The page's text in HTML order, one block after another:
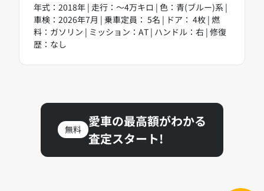
年式：2018年 | 走行：～4万キロ | 色：青(ブルー)系 |
車検：2026年7月 | 乗車定員： 5名 | ドア： 4枚 | 燃
料：ガソリン | ミッション：AT | ハンドル：右 | 修復
歴：なし
無料
愛車の最高額がわかる
査定スタート!